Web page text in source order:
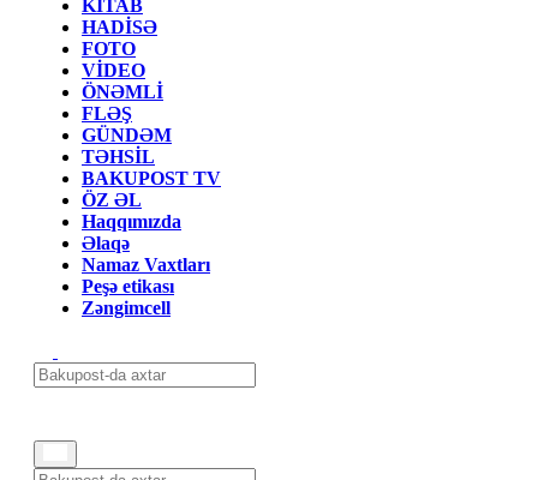
KİTAB
HADİSƏ
FOTO
VİDEO
ÖNƏMLİ
FLƏŞ
GÜNDƏM
TƏHSİL
BAKUPOST TV
ÖZ ƏL
Haqqımızda
Əlaqə
Namaz Vaxtları
Peşə etikası
Zəngimcell